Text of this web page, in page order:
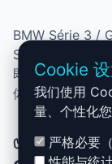
BMW Série 3 /
Stage 1 升级结
即可提升动力、
体验且希望保持
✅ BMW
Cookie
我们使用
量、个性化
严格必要
性能与统